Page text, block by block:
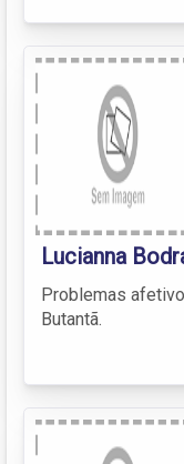
Lucianna
Problemas
Butantã.